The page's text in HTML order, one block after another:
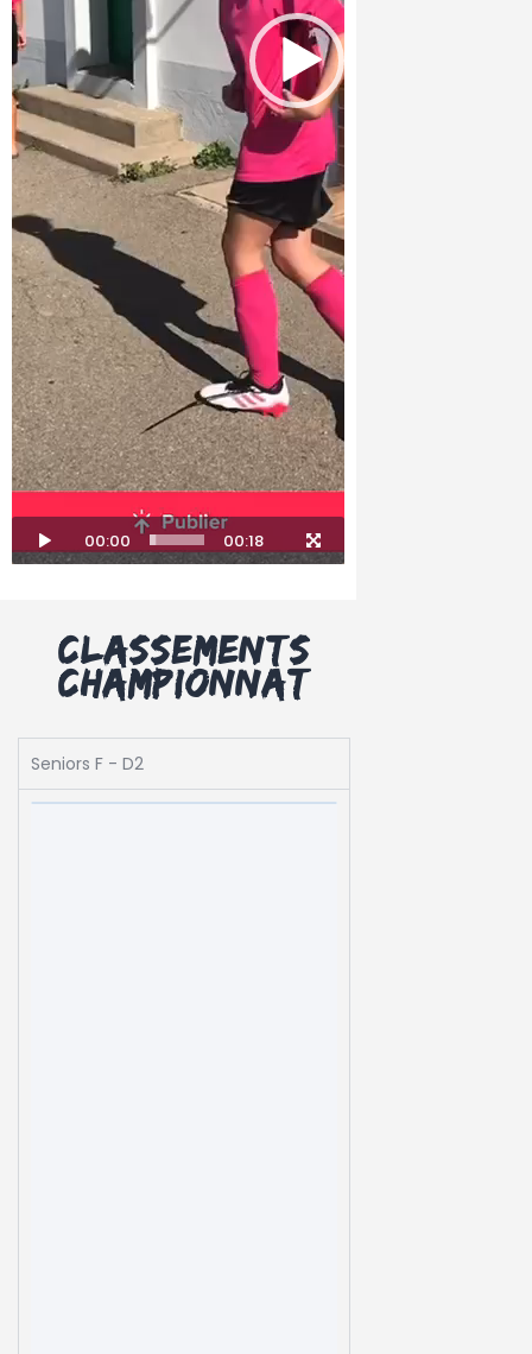
00:00 00:18
Classements
championnat
Seniors F - D2